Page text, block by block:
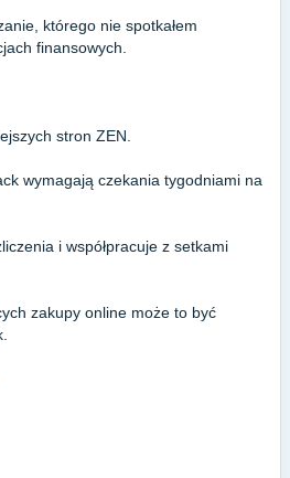
którego nie spotkałem
finansowych.
stron ZEN.
wymagają czekania tygodniami na
i współpracuje z setkami
zakupy online może to być